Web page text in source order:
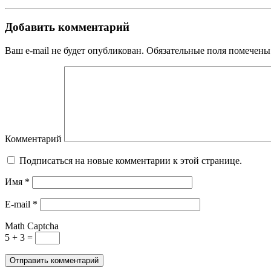
Добавить комментарий
Ваш e-mail не будет опубликован. Обязательные поля
Комментарий
Подписаться на новые комментарии к этой странице.
Имя *
E-mail *
Math Captcha
5 + 3 =